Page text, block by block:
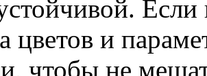
Если
цветов и
чтобы не